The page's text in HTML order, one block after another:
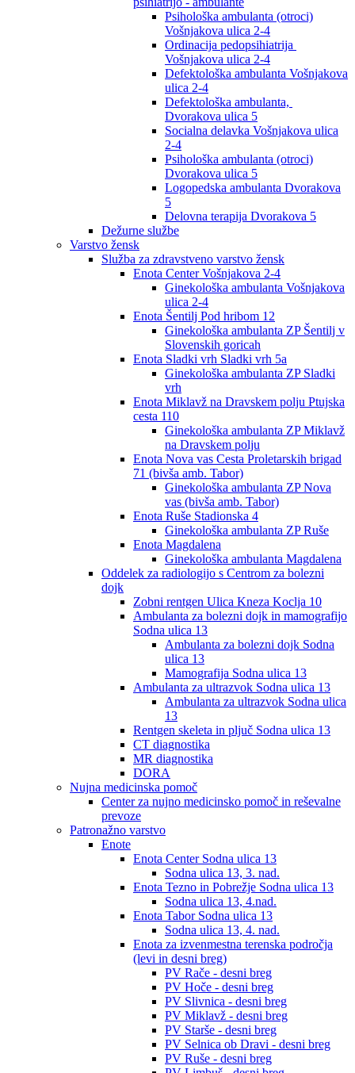
Psihološka ambulanta (otroci)
Vošnjakova ulica 2-4
Ordinacija pedopsihiatrija
Vošnjakova ulica 2-4
Defektološka ambulanta Vošnjakova
ulica 2-4
Defektološka ambulanta,
Dvorakova ulica 5
Socialna delavka Vošnjakova ulica
2-4
Psihološka ambulanta (otroci)
Dvorakova ulica 5
Logopedska ambulanta Dvorakova
5
Delovna terapija Dvorakova 5
Dežurne službe
Varstvo žensk
Služba za zdravstveno varstvo žensk
Enota Center Vošnjakova 2-4
Ginekološka ambulanta Vošnjakova
ulica 2-4
Enota Šentilj Pod hribom 12
Ginekološka ambulanta ZP Šentilj v
Slovenskih goricah
Enota Sladki vrh Sladki vrh 5a
Ginekološka ambulanta ZP Sladki
vrh
Enota Miklavž na Dravskem polju Ptujska
cesta 110
Ginekološka ambulanta ZP Miklavž
na Dravskem polju
Enota Nova vas Cesta Proletarskih brigad
71 (bivša amb. Tabor)
Ginekološka ambulanta ZP Nova
vas (bivša amb. Tabor)
Enota Ruše Stadionska 4
Ginekološka ambulanta ZP Ruše
Enota Magdalena
Ginekološka ambulanta Magdalena
Oddelek za radiologijo s Centrom za bolezni
dojk
Zobni rentgen Ulica Kneza Koclja 10
Ambulanta za bolezni dojk in mamografijo
Sodna ulica 13
Ambulanta za bolezni dojk Sodna
ulica 13
Mamografija Sodna ulica 13
Ambulanta za ultrazvok Sodna ulica 13
Ambulanta za ultrazvok Sodna ulica
13
Rentgen skeleta in pljuč Sodna ulica 13
CT diagnostika
MR diagnostika
DORA
Nujna medicinska pomoč
Center za nujno medicinsko pomoč in reševalne
prevoze
Patronažno varstvo
Enote
Enota Center Sodna ulica 13
Sodna ulica 13, 3. nad.
Enota Tezno in Pobrežje Sodna ulica 13
Sodna ulica 13, 4.nad.
Enota Tabor Sodna ulica 13
Sodna ulica 13, 4. nad.
Enota za izvenmestna terenska področja
(levi in desni breg)
PV Rače - desni breg
PV Hoče - desni breg
PV Slivnica - desni breg
PV Miklavž - desni breg
PV Starše - desni breg
PV Selnica ob Dravi - desni breg
PV Ruše - desni breg